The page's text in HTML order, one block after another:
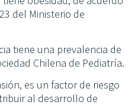
del Ministerio de
tiene una prevalencia de
Chilena de Pediatría.
es un factor de riesgo
al desarrollo de